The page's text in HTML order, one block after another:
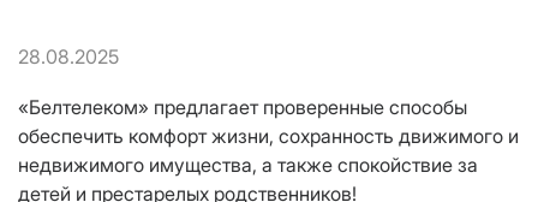
28.08.2025
«Белтелеком» предлагает проверенные способы
обеспечить комфорт жизни, сохранность движимого и
недвижимого имущества, а также спокойствие за
детей и престарелых родственников!